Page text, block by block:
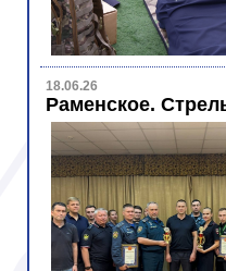
18.06.26
Раменское.